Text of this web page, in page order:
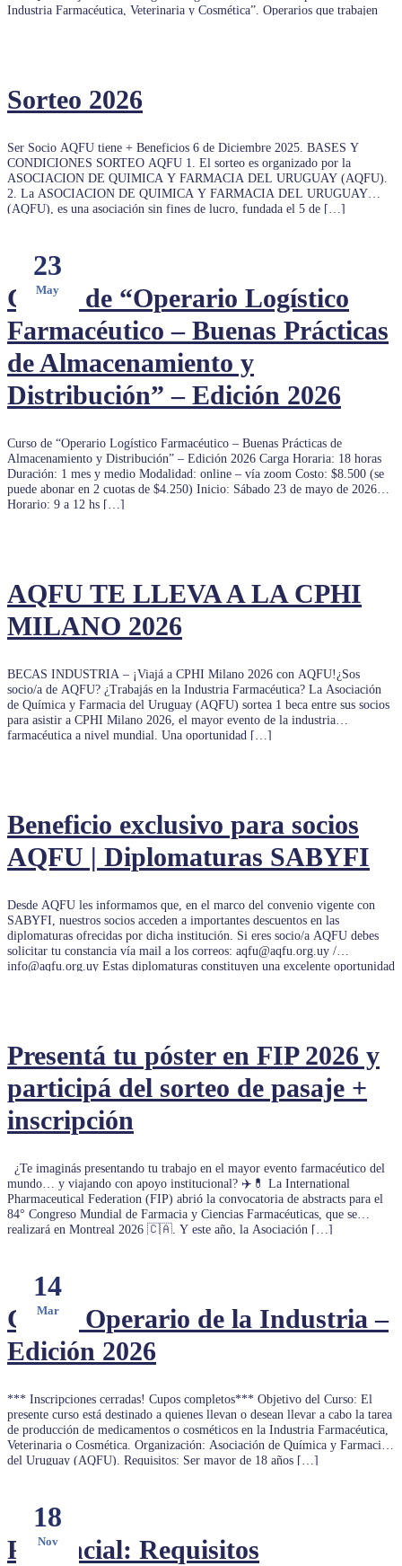
Industria Farmacéutica, Veterinaria y Cosmética”. Operarios que trabajen
Sorteo 2026
Ser Socio AQFU tiene + Beneficios 6 de Diciembre 2025. BASES Y
CONDICIONES SORTEO AQFU 1. El sorteo es organizado por la
ASOCIACION DE QUIMICA Y FARMACIA DEL URUGUAY (AQFU).
2. La ASOCIACION DE QUIMICA Y FARMACIA DEL URUGUAY
(AQFU), es una asociación sin fines de lucro, fundada el 5 de […]
Curso de “Operario Logístico
Farmacéutico – Buenas Prácticas
de Almacenamiento y
Distribución” – Edición 2026
23
May
Curso de “Operario Logístico Farmacéutico – Buenas Prácticas de
Almacenamiento y Distribución” – Edición 2026 Carga Horaria: 18 horas
Duración: 1 mes y medio Modalidad: online – vía zoom Costo: $8.500 (se
puede abonar en 2 cuotas de $4.250) Inicio: Sábado 23 de mayo de 2026
Horario: 9 a 12 hs […]
AQFU TE LLEVA A LA CPHI
MILANO 2026
BECAS INDUSTRIA – ¡Viajá a CPHI Milano 2026 con AQFU!¿Sos
socio/a de AQFU? ¿Trabajás en la Industria Farmacéutica? La Asociación
de Química y Farmacia del Uruguay (AQFU) sortea 1 beca entre sus socios
para asistir a CPHI Milano 2026, el mayor evento de la industria
farmacéutica a nivel mundial. Una oportunidad […]
Beneficio exclusivo para socios
AQFU | Diplomaturas SABYFI
Desde AQFU les informamos que, en el marco del convenio vigente con
SABYFI, nuestros socios acceden a importantes descuentos en las
diplomaturas ofrecidas por dicha institución. Si eres socio/a AQFU debes
solicitar tu constancia vía mail a los correos: aqfu@aqfu.org.uy /
info@aqfu.org.uy Estas diplomaturas constituyen una excelente oportunidad
Presentá tu póster en FIP 2026 y
participá del sorteo de pasaje +
inscripción
¿Te imaginás presentando tu trabajo en el mayor evento farmacéutico del
mundo… y viajando con apoyo institucional? ✈️💊 La International
Pharmaceutical Federation (FIP) abrió la convocatoria de abstracts para el
84° Congreso Mundial de Farmacia y Ciencias Farmacéuticas, que se
realizará en Montreal 2026 🇨🇦. Y este año, la Asociación […]
Curso Operario de la Industria –
Edición 2026
14
Mar
*** Inscripciones cerradas! Cupos completos*** Objetivo del Curso: El
presente curso está destinado a quienes llevan o desean llevar a cabo la tarea
de producción de medicamentos o cosméticos en la Industria Farmacéutica,
Veterinaria o Cosmética. Organización: Asociación de Química y Farmacia
del Uruguay (AQFU). Requisitos: Ser mayor de 18 años […]
Presencial: Requisitos
18
Nov